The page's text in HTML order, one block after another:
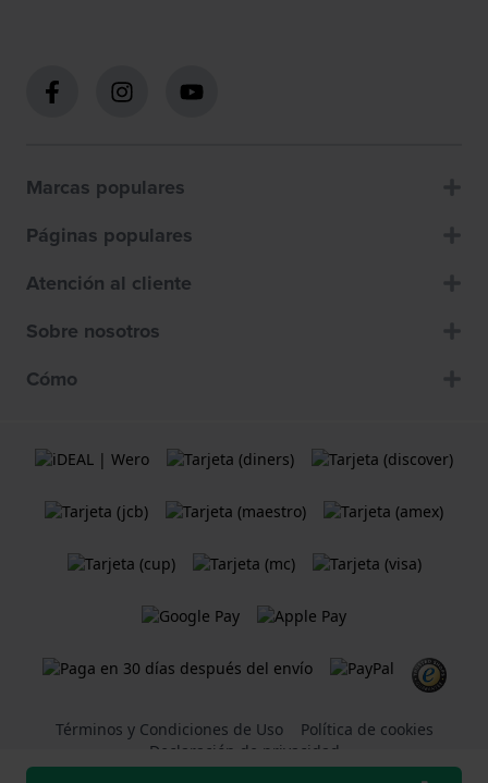
Marcas populares
Páginas populares
Atención al cliente
Sobre nosotros
Cómo
Términos y Condiciones de Uso
Política de cookies
Declaración de privacidad